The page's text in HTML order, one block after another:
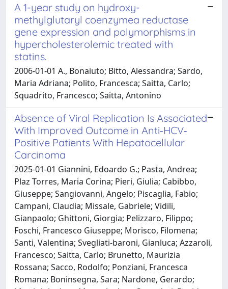
A 1-year study on hydroxy-
methylglutaryl coenzymea reductase
gene expression and polymorphisms in
hypercholesterolemic treated with
statins.
2006-01-01 A., Bonaiuto; Bitto, Alessandra; Sardo,
Maria Adriana; Polito, Francesca; Saitta, Carlo;
Squadrito, Francesco; Saitta, Antonino
Absence of Viral Replication Is Associated
With Improved Outcome in Anti‐HCV‐
Positive Patients With Hepatocellular
Carcinoma
2025-01-01 Giannini, Edoardo G.; Pasta, Andrea;
Plaz Torres, Maria Corina; Pieri, Giulia; Cabibbo,
Giuseppe; Sangiovanni, Angelo; Piscaglia, Fabio;
Campani, Claudia; Missale, Gabriele; Vidili,
Gianpaolo; Ghittoni, Giorgia; Pelizzaro, Filippo;
Foschi, Francesco Giuseppe; Morisco, Filomena;
Santi, Valentina; Svegliati‐baroni, Gianluca; Azzaroli,
Francesco; Saitta, Carlo; Brunetto, Maurizia
Rossana; Sacco, Rodolfo; Ponziani, Francesca
Romana; Boninsegna, Sara; Nardone, Gerardo;